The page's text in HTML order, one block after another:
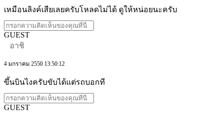
เหมือนลิงค์เสียเลยครับโหลดไม่ได้ ดูให้หน่อยนะครับ
GUEST
อาชิ
4 มกราคม 2550 13:50:12
ขึ้นบินไงครับขับได้แต่รถบอกที
GUEST